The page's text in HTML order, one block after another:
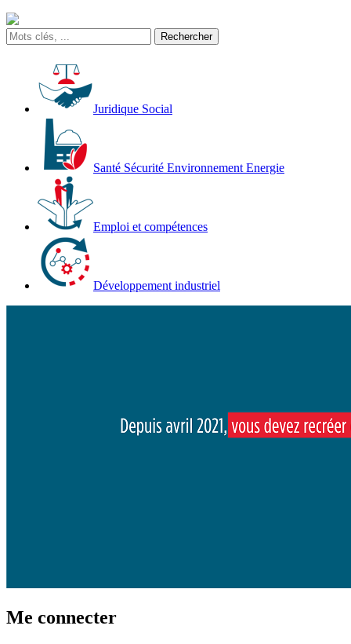
Juridique Social
Santé Sécurité Environnement Energie
Emploi et compétences
Développement industriel
Me connecter